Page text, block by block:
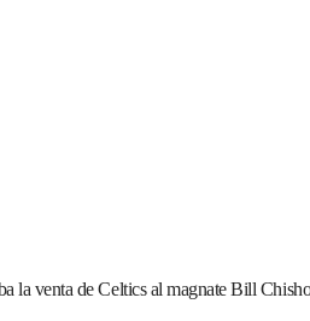
la venta de Celtics al magnate Bill